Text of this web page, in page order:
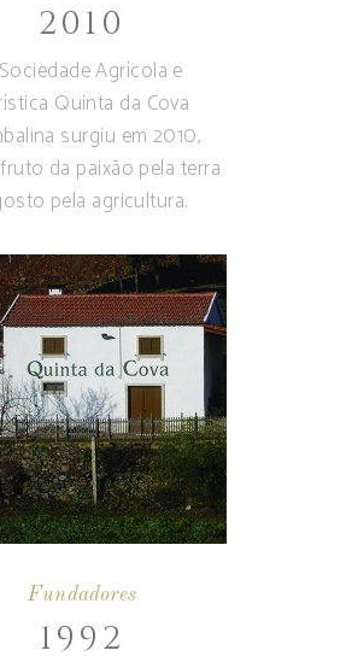
2010
Agrícola e
Quinta da Cova
surgiu em 2010,
da paixão pela terra
pela agricultura.
Fundadores
1992